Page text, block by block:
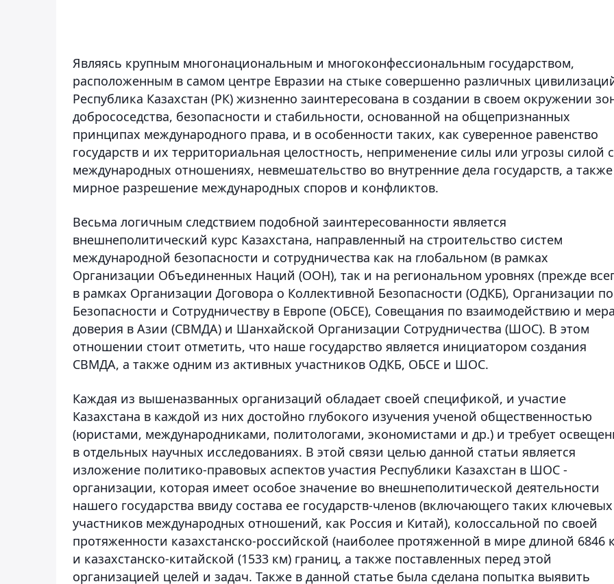
Являясь крупным многонациональным и многоконфессиональным государством,
расположенным в самом центре Евразии на стыке совершенно различных
Республика Казахстан (РК) жизненно заинтересована в создании в своем окружении
добрососедства, безопасности и стабильности, основанной на общепризнанных
принципах международного права, и в особенности таких, как суверенное равенство
государств и их территориальная целостность, неприменение силы или угрозы силой с
международных отношениях, невмешательство во внутренние дела государств, а также
мирное разрешение международных споров и конфликтов.
Весьма логичным следствием подобной заинтересованности является
внешнеполитический курс Казахстана, направленный на строительство систем
международной безопасности и сотрудничества как на глобальном (в рамках
Организации Объединенных Наций (ООН), так и на региональном уровнях (прежде
в рамках Организации Договора о Коллективной Безопасности (ОДКБ), Организации по
Безопасности и Сотрудничеству в Европе (ОБСЕ), Совещания по взаимодействию и
доверия в Азии (СВМДА) и Шанхайской Организации Сотрудничества (ШОС). В этом
отношении стоит отметить, что наше государство является инициатором создания
СВМДА, а также одним из активных участников ОДКБ, ОБСЕ и ШОС.
Каждая из вышеназванных организаций обладает своей спецификой, и участие
Казахстана в каждой из них достойно глубокого изучения ученой общественностью
(юристами, международниками, политологами, экономистами и др.) и требует
в отдельных научных исследованиях. В этой связи целью данной статьи является
изложение политико-правовых аспектов участия Республики Казахстан в ШОС -
организации, которая имеет особое значение во внешнеполитической деятельности
нашего государства ввиду состава ее государств-членов (включающего таких ключевых
участников международных отношений, как Россия и Китай), колоссальной по своей
протяженности казахстанско-российской (наиболее протяженной в мире длиной 6846
и казахстанско-китайской (1533 км) границ, а также поставленных перед этой
организацией целей и задач. Также в данной статье была сделана попытка выявить